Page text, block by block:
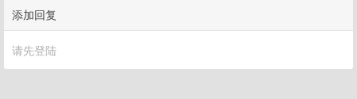
添加回复
请先登陆